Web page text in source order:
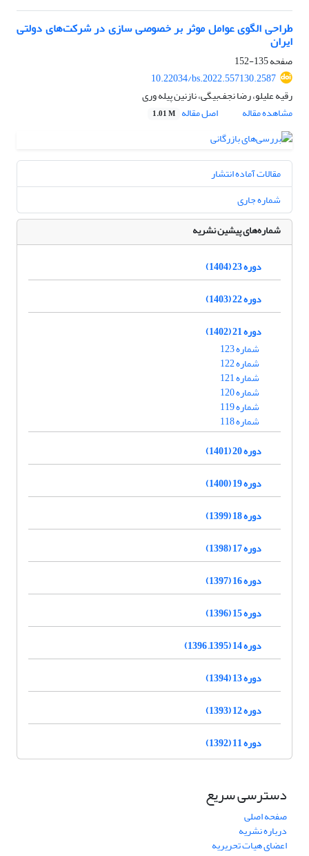
طراحی الگوی عوامل موثر بر خصوصی سازی در شرکت‌های دولتی
ایران
صفحه135-152
10.22034/bs.2022.557130.2587
رقیه علیلو، رضا نجف‌بیگی، نازنین پیله وری
مشاهده مقاله
اصل مقاله 1.01 M
مقالات آماده انتشار
شماره جاری
شماره‌های پیشین نشریه
دوره 23 (1404)
دوره 22 (1403)
دوره 21 (1402)
شماره 123
شماره 122
شماره 121
شماره 120
شماره 119
شماره 118
دوره 20 (1401)
دوره 19 (1400)
دوره 18 (1399)
دوره 17 (1398)
دوره 16 (1397)
دوره 15 (1396)
دوره 14 (1395, 1396)
دوره 13 (1394)
دوره 12 (1393)
دوره 11 (1392)
دسترسی سریع
صفحه اصلی
درباره نشریه
اعضای هیات تحریریه